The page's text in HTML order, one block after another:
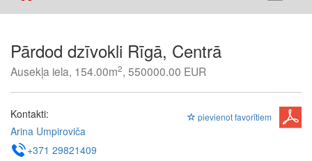
Pārdod dzīvokli Rīgā, Centrā
Ausekļa iela, 154.00m2, 550000.00 EUR
pievienot favorītiem
Kontakti:
Arina Umpiroviča
+371 29821409